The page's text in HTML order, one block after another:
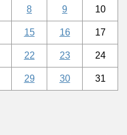
8 9 10
15 16 17
22 23 24
29 30
31